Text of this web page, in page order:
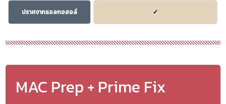
ปราศจากแอลกอฮอล์ ✓
MAC Prep + Prime Fix